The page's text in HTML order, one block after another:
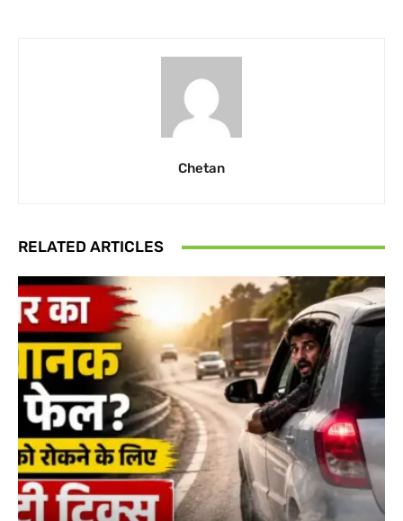
Chetan
RELATED ARTICLES